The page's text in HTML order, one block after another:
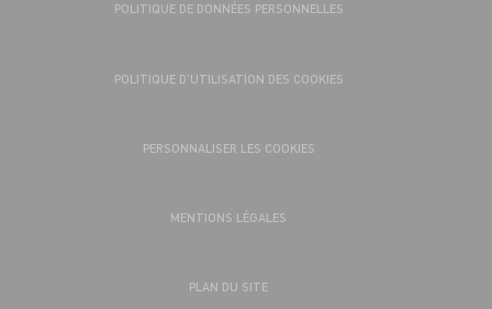
POLITIQUE DE DONNÉES PERSONNELLES
POLITIQUE D’UTILISATION DES COOKIES
PERSONNALISER LES COOKIES
MENTIONS LÉGALES
PLAN DU SITE